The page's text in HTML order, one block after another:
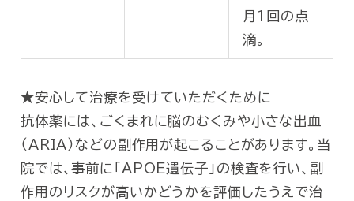
月1回の点
滴。
★安心して治療を受けていただくために
抗体薬には、ごくまれに脳のむくみや小さな出血
（ARIA）などの副作用が起こることがあります。当
院では、事前に「APOE遺伝子」の検査を行い、副
作用のリスクが高いかどうかを評価したうえで治